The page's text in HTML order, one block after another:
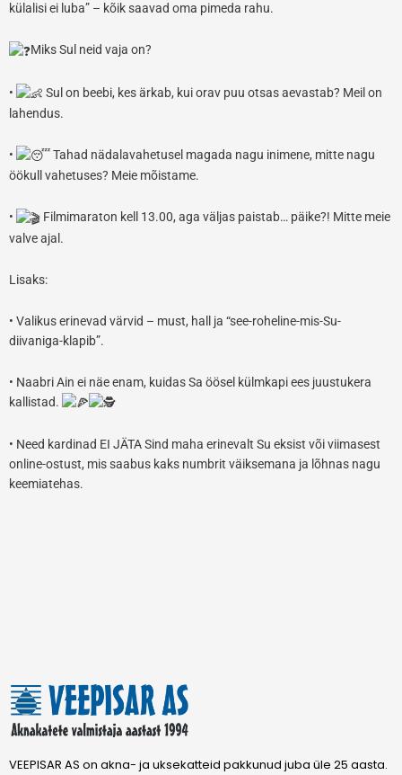
külalisi ei luba” – kõik saavad oma pimeda rahu.
Miks Sul neid vaja on?
•
Sul on beebi, kes ärkab, kui orav puu otsas aevastab? Meil on
lahendus.
•
Tahad nädalavahetusel magada nagu inimene, mitte nagu
öökull vahetuses? Meie mõistame.
•
Filmimaraton kell 13.00, aga väljas paistab… päike?! Mitte meie
valve ajal.
Lisaks:
• Valikus erinevad värvid – must, hall ja “see-roheline-mis-Su-
diivaniga-klapib”.
• Naabri Ain ei näe enam, kuidas Sa öösel külmkapi ees juustukera
kallistad.
• Need kardinad EI JÄTA Sind maha erinevalt Su eksist või viimasest
online-ostust, mis saabus kaks numbrit väiksemana ja lõhnas nagu
keemiatehas.
VEEPISAR AS on akna- ja uksekatteid pakkunud juba üle 25 aasta.